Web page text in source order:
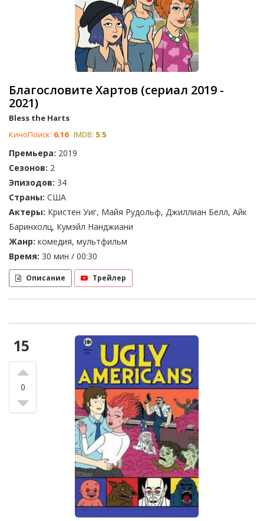
Благословите Хартов (сериал 2019 -
2021)
Bless the Harts
КиноПоиск: 6.16 IMDB: 5.5
Премьера: 2019
Сезонов: 2
Эпизодов: 34
Страны: США
Актеры: Кристен Уиг, Майя Рудольф, Джиллиан Белл, Айк
Баринхолц, Кумэйл Нанджиани
Жанр: комедия, мультфильм
Время: 30 мин / 00:30
Описание Трейлер
15
0